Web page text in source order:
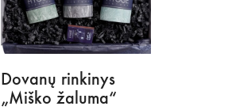
Dovanų rinkinys
„Miško žaluma“